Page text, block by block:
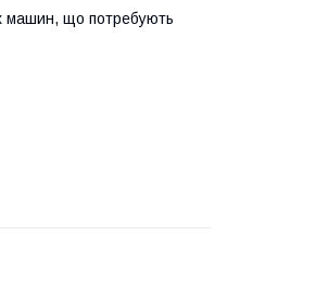
машин, що потребують